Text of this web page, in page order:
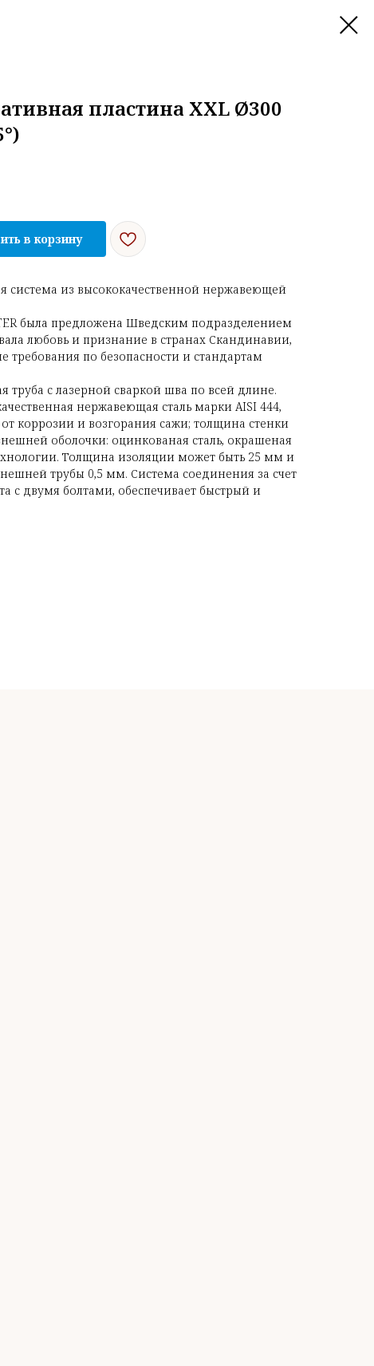
пластина XXL Ø300
в корзину
система из высококачественной нержавеющей
была предложена Шведским подразделением
любовь и признание в странах Скандинавии,
требования по безопасности и стандартам
труба с лазерной сваркой шва по всей длине.
нержавеющая сталь марки AISI 444,
коррозии и возгорания сажи; толщина стенки
оболочки: оцинкованая сталь, окрашеная
Толщина изоляции может быть 25 мм и
трубы 0,5 мм. Система соединения за счет
с двумя болтами, обеспечивает быстрый и